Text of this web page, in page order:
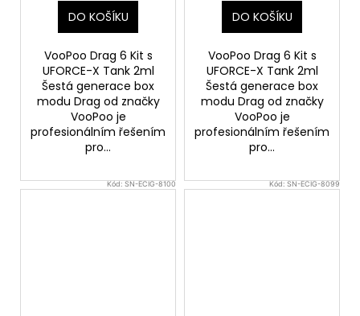
DO KOŠÍKU
VooPoo Drag 6 Kit s
UFORCE-X Tank 2ml
Šestá generace box
modu Drag od značky
VooPoo je
profesionálním řešením
pro...
DO KOŠÍKU
VooPoo Drag 6 Kit s
UFORCE-X Tank 2ml
Šestá generace box
modu Drag od značky
VooPoo je
profesionálním řešením
pro...
Kód:SN-ECIG-8100 Kód:SN-ECIG-8099